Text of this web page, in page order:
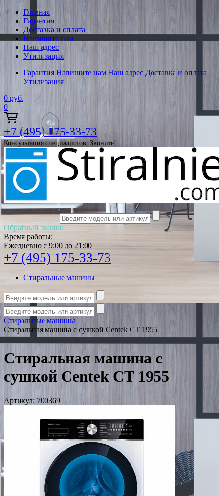
Главная
Гарантия
Доставка и оплата
Напишите нам
Наш адрес
Утилизация
Гарантия Напишите нам Наш адрес Доставка и оплата
Утилизация
0 руб.
0
+7 (495) 175-33-73
Консультация специалистов. Звоните!
Обратный звонок
Время работы:
Ежедневно с 9:00 до 21:00
+7 (495) 175-33-73
Стиральные машины
Стиральные машины
Стиральная машина с сушкой Centek CT 1955
Стиральная машина с
сушкой Centek CT 1955
Артикул: 700369